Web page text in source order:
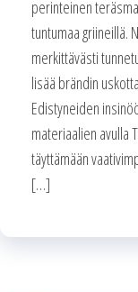
perinteinen
tuntumaa griineillä.
merkittävästi
lisää brändin
Edistyneiden
materiaalien avulla
täyttämään
[…]